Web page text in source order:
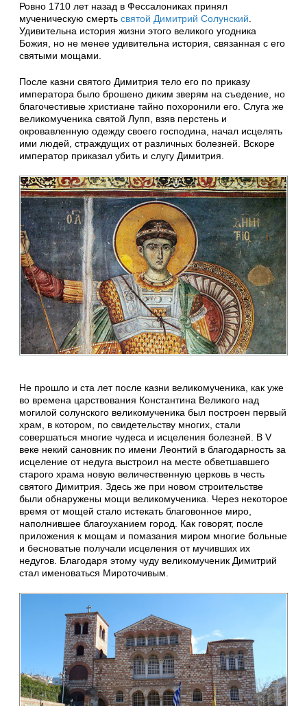
Ровно 1710 лет назад в Фессалониках принял
мученическую смерть святой Димитрий Солунский.
Удивительна история жизни этого великого угодника
Божия, но не менее удивительна история, связанная с его
святыми мощами.
После казни святого Димитрия тело его по приказу
императора было брошено диким зверям на съедение, но
благочестивые христиане тайно похоронили его. Слуга же
великомученика святой Лупп, взяв перстень и
окровавленную одежду своего господина, начал исцелять
ими людей, страждущих от различных болезней. Вскоре
император приказал убить и слугу Димитрия.
Не прошло и ста лет после казни великомученика, как уже
во времена царствования Константина Великого над
могилой солунского великомученика был построен первый
храм, в котором, по свидетельству многих, стали
совершаться многие чудеса и исцеления болезней. В V
веке некий сановник по имени Леонтий в благодарность за
исцеление от недуга выстроил на месте обветшавшего
старого храма новую величественную церковь в честь
святого Димитрия. Здесь же при новом строительстве
были обнаружены мощи великомученика. Через некоторое
время от мощей стало истекать благовонное миро,
наполнившее благоуханием город. Как говорят, после
приложения к мощам и помазания миром многие больные
и бесноватые получали исцеления от мучивших их
недугов. Благодаря этому чуду великомученик Димитрий
стал именоваться Мироточивым.